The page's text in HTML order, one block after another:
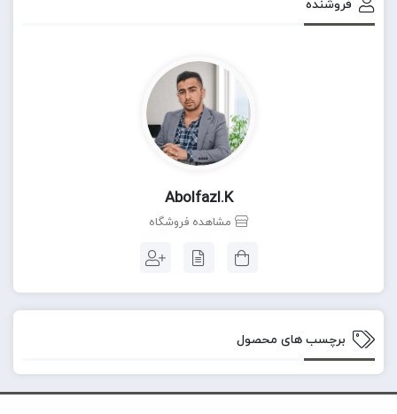
فروشنده
Abolfazl.k
مشاهده فروشگاه
برچسب های محصول